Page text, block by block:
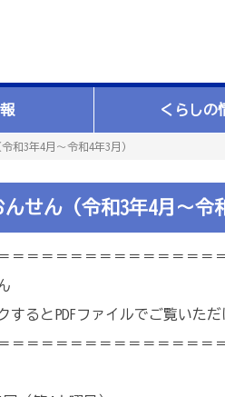
くらしの
和3年4月～令和4年3月）
せん（令和3年4月～令
＝＝＝＝＝＝＝＝＝＝＝＝＝＝
るとPDFファイルでご覧いただ
＝＝＝＝＝＝＝＝＝＝＝＝＝＝